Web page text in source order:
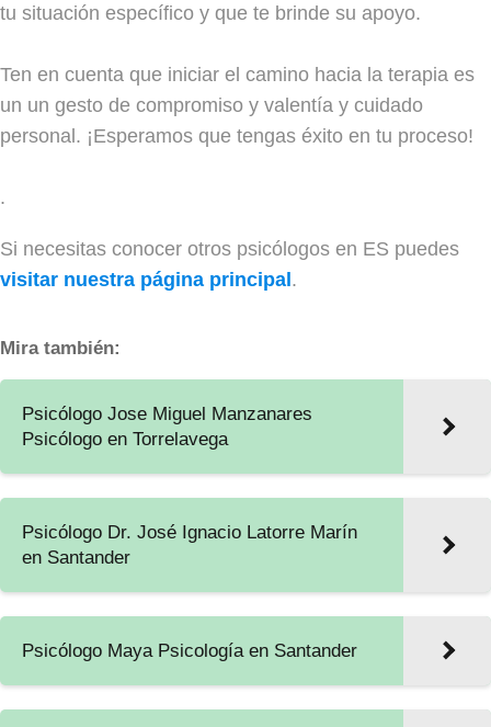
tu situación específico y que te brinde su apoyo.
Ten en cuenta que iniciar el camino hacia la terapia es
un un gesto de compromiso y valentía y cuidado
personal. ¡Esperamos que tengas éxito en tu proceso!
.
Si necesitas conocer otros psicólogos en ES puedes
visitar nuestra página principal.
Mira también:
Psicólogo Jose Miguel Manzanares
Psicólogo en Torrelavega
Psicólogo Dr. José Ignacio Latorre Marín
en Santander
Psicólogo Maya Psicología en Santander